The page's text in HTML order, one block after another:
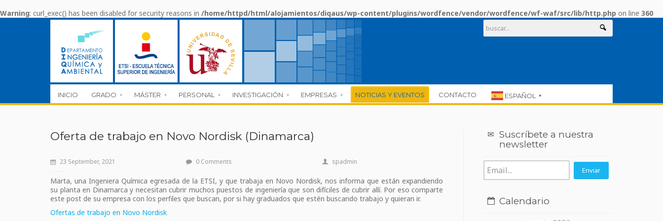
Warning: curl_exec() has been disabled for security reasons in /home/httpd/html/alojamientos/diqaus/wp-content/plugins/wordfence/vendor/wordfence/wf-waf/src/lib/http.php on line 360
INICIO GRADO MÁSTER PERSONAL INVESTIGACIÓN EMPRESAS NOTICIAS Y EVENTOS CONTACTO ESPAÑOL ▼
Oferta de trabajo en Novo Nordisk (Dinamarca)
23 September, 2021 0 Comments spadmin
Marta, una Ingeniera Química egresada de la ETSI, y que trabaja en Novo Nordisk, nos informa que están expandiendo
su planta en Dinamarca y necesitan cubrir muchos puestos de ingeniería que son difíciles de cubrir allí. Por eso comparte
este post de su empresa con los perfiles que buscan, por si hay graduados que estén buscando trabajo y quieran ir.
Ofertas de trabajo en Novo Nordisk
Suscríbete a nuestra
newsletter
Calendario